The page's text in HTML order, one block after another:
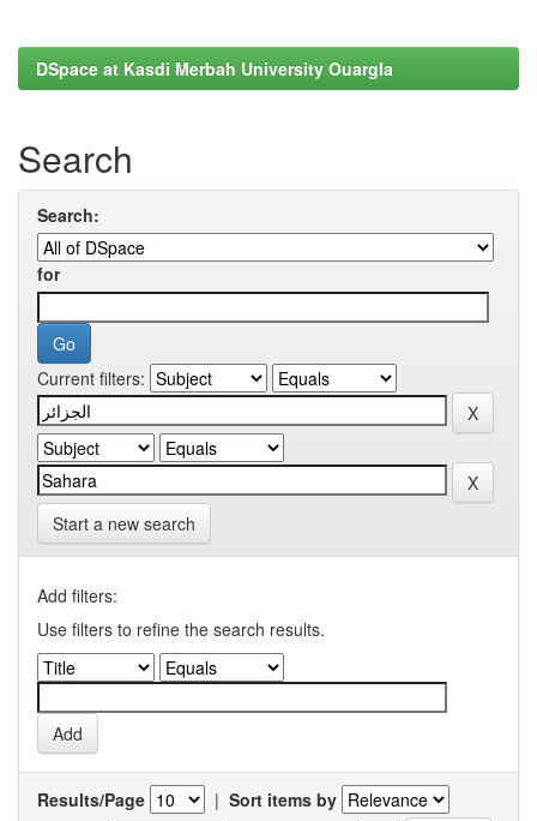
DSpace at Kasdi Merbah University Ouargla
Search
Search:
for
Current filters:
Start a new search
Add filters:
Use filters to refine the search results.
Results/Page | Sort items by